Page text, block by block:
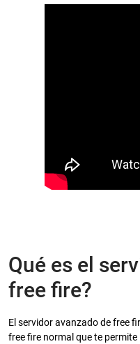
Qué es el
free fire?
El servidor avanzado de free
free fire normal que te